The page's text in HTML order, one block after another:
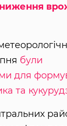
були
для
та